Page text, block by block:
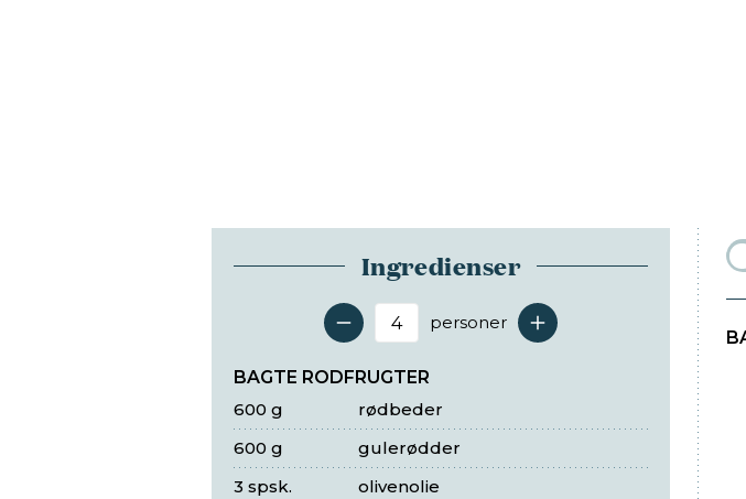
Ingredienser
Antal serveringer
personer
BAGTE RODFRUGTER
rødbeder
600 g
gulerødder
600 g
olivenolie
3 spsk.